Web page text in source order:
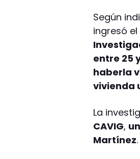
Según
ingresó
entre 25
haberla
vivienda
La
CAVIG,
Martínez.